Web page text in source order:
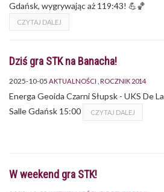
Gdańsk, wygrywając aż 119:43! 💪🏀
CZYTAJ DALEJ
Dziś gra STK na Banacha!
2025-10-05 AKTUALNOŚCI ROCZNIK 2014
Energa Geoida Czarni Słupsk - UKS De La
Salle Gdańsk 15:00
CZYTAJ DALEJ
W weekend gra STK!